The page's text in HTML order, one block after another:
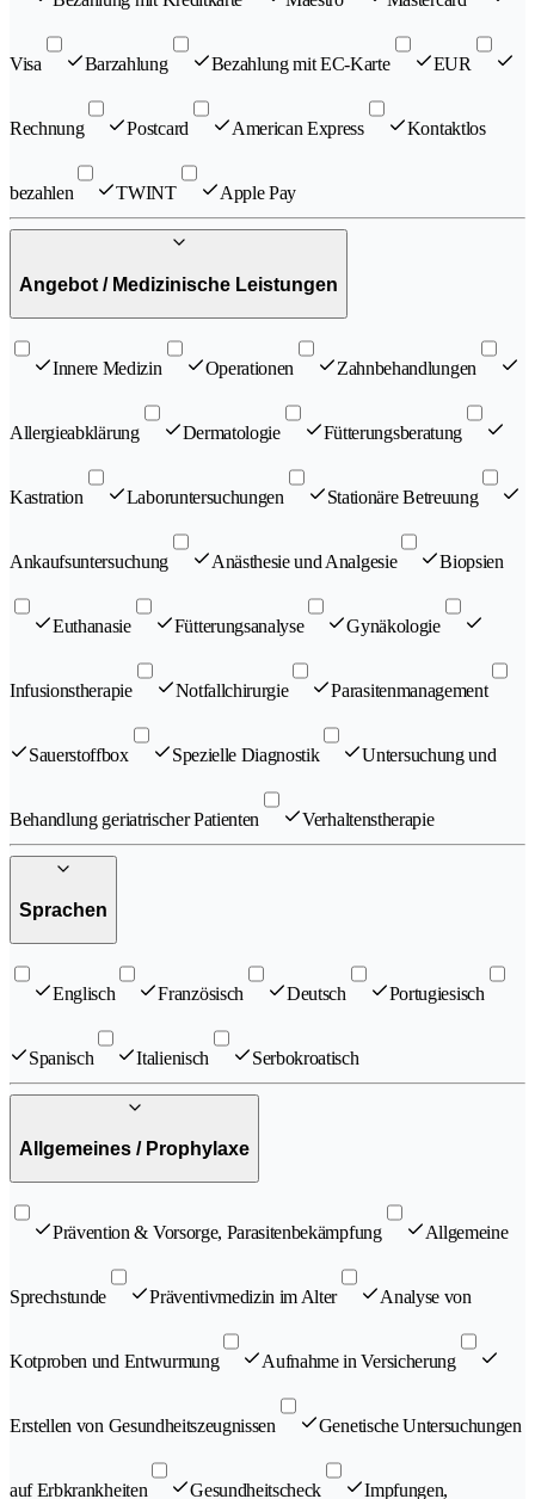
Visa Barzahlung Bezahlung mit EC-Karte EUR
Rechnung Postcard American Express Kontaktlos
bezahlen TWINT Apple Pay
Angebot / Medizinische Leistungen
Innere Medizin Operationen Zahnbehandlungen
Allergieabklärung Dermatologie Fütterungsberatung
Kastration Laboruntersuchungen Stationäre Betreuung
Ankaufsuntersuchung Anästhesie und Analgesie Biopsien
Euthanasie Fütterungsanalyse Gynäkologie
Infusionstherapie Notfallchirurgie Parasitenmanagement
Sauerstoffbox Spezielle Diagnostik Untersuchung und
Behandlung geriatrischer Patienten Verhaltenstherapie
Sprachen
Englisch Französisch Deutsch Portugiesisch
Spanisch Italienisch Serbokroatisch
Allgemeines / Prophylaxe
Prävention & Vorsorge, Parasitenbekämpfung Allgemeine
Sprechstunde Präventivmedizin im Alter Analyse von
Kotproben und Entwurmung Aufnahme in Versicherung
Erstellen von Gesundheitszeugnissen Genetische Untersuchungen
auf Erbkrankheiten Gesundheitscheck Impfungen,